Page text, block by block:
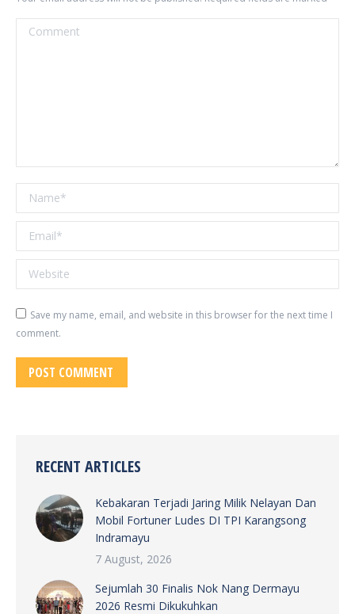
Comment
Name *
Email *
Website
Save my name, email, and website in this browser for the next time I
comment.
POST COMMENT
RECENT ARTICLES
Kebakaran Terjadi Jaring Milik Nelayan Dan
Mobil Fortuner Ludes DI TPI Karangsong
Indramayu
7 August, 2026
Sejumlah 30 Finalis Nok Nang Dermayu
2026 Resmi Dikukuhkan